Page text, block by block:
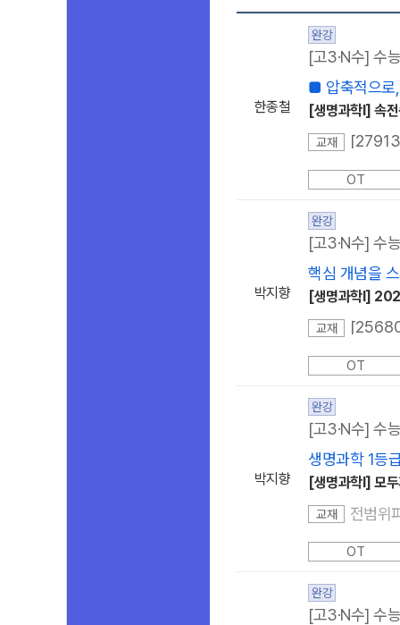
한종철
완강
[고3·N수] 수
■ 압축적으로
[생명과학l] 속
교재
OT
박지향
완강
[고3·N수] 수
핵심 개념을
[생명과학I]
교재
OT
박지향
완강
[고3·N수] 수
생명과학 1등
[생명과학I] 모
교재 전범위
OT
완강
[고3·N수] 수